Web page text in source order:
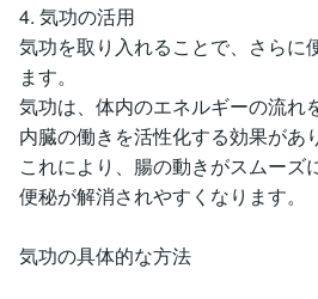
4. 気功の活用
気功を取り入れることで、さらに
ます。
気功は、体内のエネルギーの流れ
内臓の働きを活性化する効果があ
これにより、腸の動きがスムーズ
便秘が解消されやすくなります。
気功の具体的な方法